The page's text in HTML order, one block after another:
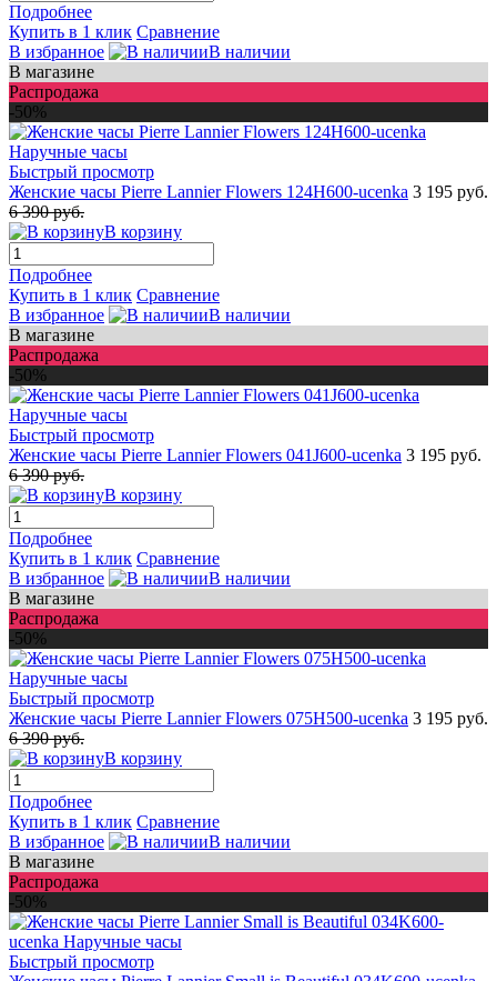
Подробнее
Купить в 1 клик Сравнение
В избранное
В наличии
В магазине
Распродажа
-50%
Быстрый просмотр
Женские часы Pierre Lannier Flowers 124H600-ucenka 3 195 руб.
6 390 руб.
В корзину
Подробнее
Купить в 1 клик Сравнение
В избранное
В наличии
В магазине
Распродажа
-50%
Быстрый просмотр
Женские часы Pierre Lannier Flowers 041J600-ucenka 3 195 руб.
6 390 руб.
В корзину
Подробнее
Купить в 1 клик Сравнение
В избранное
В наличии
В магазине
Распродажа
-50%
Быстрый просмотр
Женские часы Pierre Lannier Flowers 075H500-ucenka 3 195 руб.
6 390 руб.
В корзину
Подробнее
Купить в 1 клик Сравнение
В избранное
В наличии
В магазине
Распродажа
-50%
Быстрый просмотр